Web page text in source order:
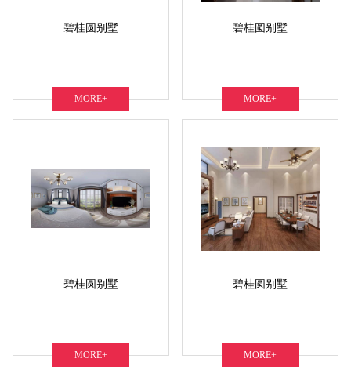
MORE+
碧桂圆别墅
MORE+
碧桂圆别墅
MORE+
碧桂圆别墅
MORE+
碧桂圆别墅